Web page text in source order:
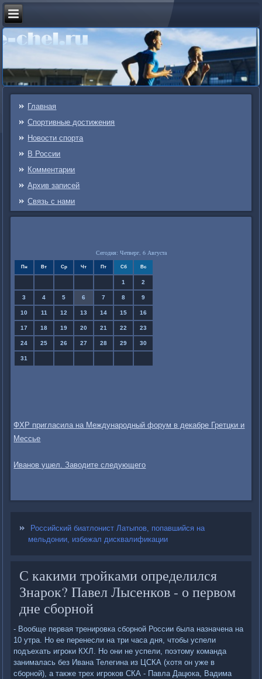
Главная
Спортивные достижения
Новости спорта
В России
Комментарии
Архив записей
Связь c нами
Сегодня: Четверг, 6 Августа
Пн Вт Ср Чт Пт Сб Вс
1 2
3 4 5 6 7 8 9
10 11 12 13 14 15 16
17 18 19 20 21 22 23
24 25 26 27 28 29 30
31
ФХР пригласила на Международный форум в декабре Гретцки и
Мессье
Иванов ушел. Заводите следующего
Российский биатлонист Латыпов, попавшийся на
мельдонии, избежал дисквалификации
С какими тройками определился
Знарок? Павел Лысенков - о первом
дне сборной
- Вообще первая тренировка сборной России была назначена на
10 утра. Но ее перенесли на три часа дня, чтобы успели
подъехать игроки КХЛ. Но они не успели, поэтому команда
занималась без Ивана Телегина из ЦСКА (хотя он уже в
сборной), а также трех игроков СКА - Павла Дацюка, Вадима